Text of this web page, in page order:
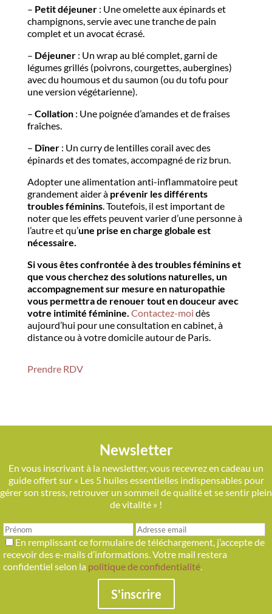
– Petit déjeuner: Une omelette aux épinards et
champignons, servie avec une tranche de pain
complet et un avocat écrasé.
– Déjeuner: Un wrap au blé complet, garni de
légumes grillés (poivrons, courgettes, aubergines)
avec du houmous et du saumon (ou du tofu pour
une version végétarienne).
– Collation: Une poignée d’amandes et de fraises
fraîches.
– Dîner: Un curry de lentilles corail avec des
épinards et des tomates, accompagné de riz brun.
Adopter une alimentation anti-inflammatoire peut
grandement aider à prévenir les différents
troubles féminins. Toutefois, il est important de
noter que les effets peuvent varier d’une personne à
l’autre et qu’une prise en charge globale est
nécessaire.
Si vous êtes confrontée à des troubles féminins et
que vous cherchez des solutions naturelles, un
accompagnement sur mesure en naturopathie
vous permettra de renouer tout en douceur avec
votre intimité féminine. Contactez-moi dès
aujourd’hui pour une consultation en cabinet, à
distance ou à votre domicile autour de Paris.
Prendre RDV
Newsletter
En vous inscrivant à la newsletter, vous recevrez en cadeau un
guide offert sur « Les 5 huiles essentielles indispensables pour
gérer son stress, retrouver un sommeil de qualité et se sentir plein
de vitalité » !
En remplissant ce formulaire de téléchargement, j’accepte de
recevoir des e-mails d’informations. Votre mail restera
confidentiel selon la politique de confidentialité.
S'inscrire